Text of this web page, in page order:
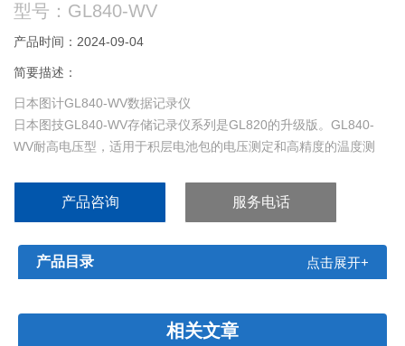
型号：GL840-WV
产品时间：2024-09-04
简要描述：
日本图计GL840-WV数据记录仪
日本图技GL840-WV存储记录仪系列是GL820的升级版。GL840-
WV耐高电压型，适用于积层电池包的电压测定和高精度的温度测
多元输入方式。
产品咨询 服务电话
产品目录 点击展开+
相关文章